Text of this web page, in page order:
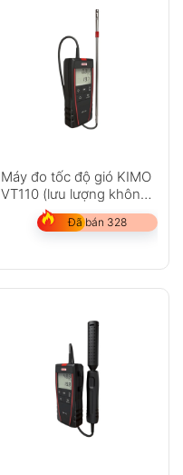
Máy đo tốc độ gió KIMO
VT110 (lưu lượng không
khí, nhiệt độ)
Đã bán 328